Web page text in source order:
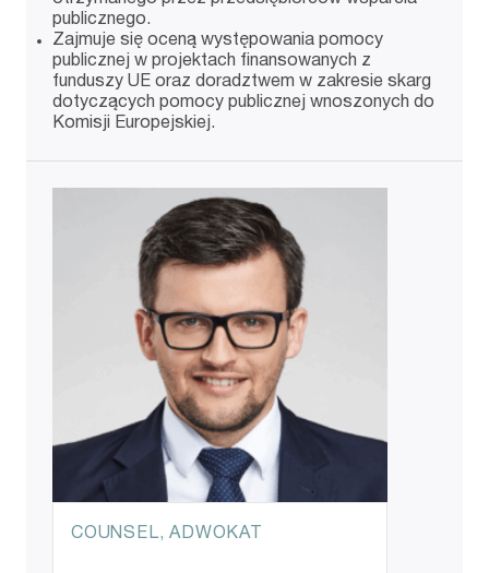
publicznego.
Zajmuje się oceną występowania pomocy
publicznej w projektach finansowanych z
funduszy UE oraz doradztwem w zakresie skarg
dotyczących pomocy publicznej wnoszonych do
Komisji Europejskiej.
COUNSEL, ADWOKAT